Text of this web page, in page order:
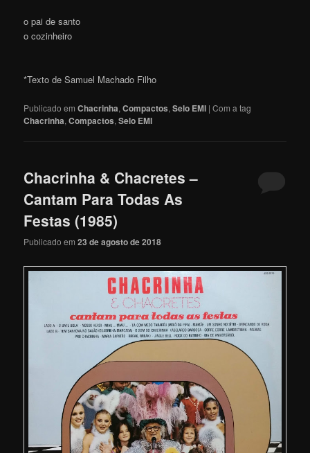
o pai de santo
o cozinheiro
*Texto de Samuel Machado Filho
Publicado em Chacrinha,Compactos,Selo EMI |Com a tag
Chacrinha,Compactos,Selo EMI
Chacrinha & Chacretes –
Cantam Para Todas As
Festas (1985)
Publicado em23 de agosto de 2018